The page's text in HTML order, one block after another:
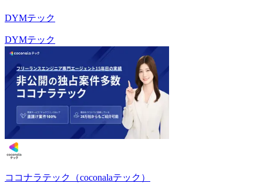
DYMテック
DYMテック
ココナラテック（coconalaテック）